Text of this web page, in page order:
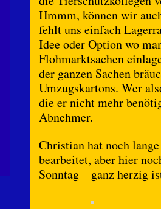
Hmmm, können wir
fehlt uns einfach
Idee oder Option wo
Flohmarktsachen
der ganzen Sachen
Umzugskartons. Wer
die er nicht mehr
Abnehmer.
Christian hat noch
bearbeitet, aber hier
Sonntag – ganz herzig